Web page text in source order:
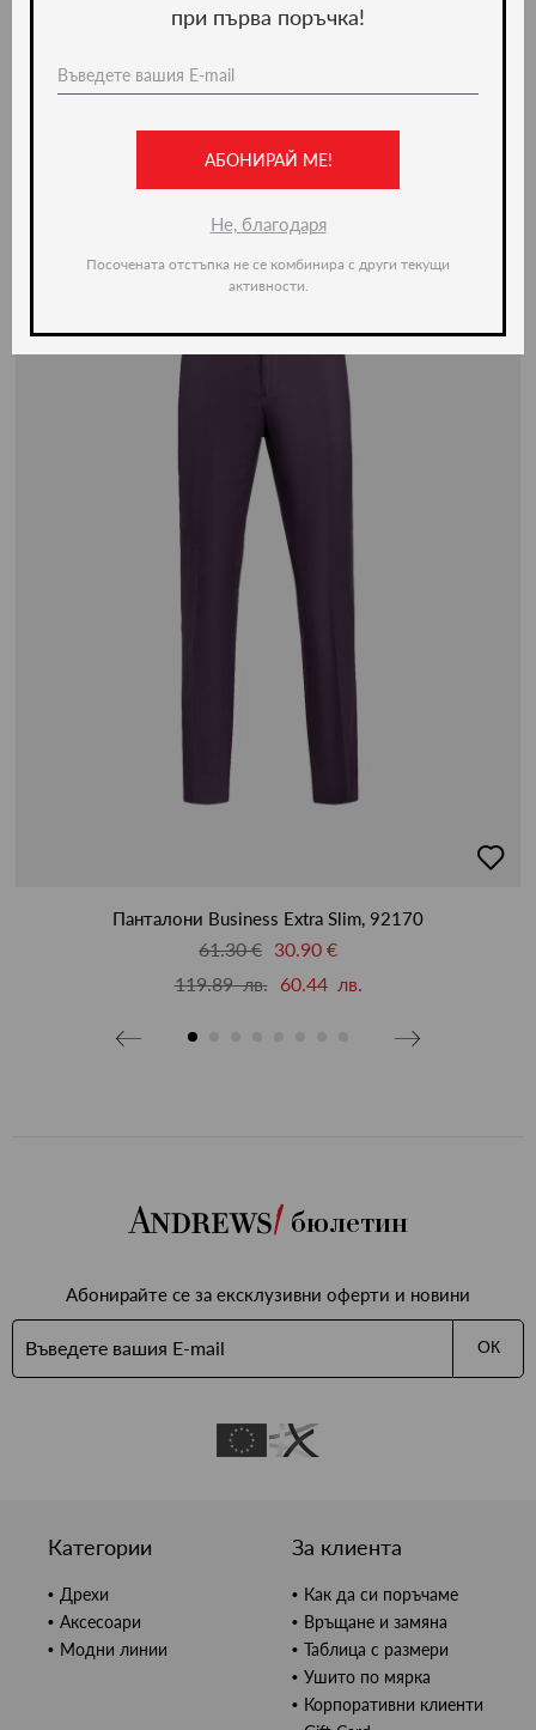
Ние препоръчваме
в
Панталони Business Extra Slim, 92170
61.30 € 30.90 €
119.89 лв.
60.44 лв.
бюлетин
Абонирайте се за ексклузивни оферти и новини
ОК
Категории
Дрехи
Аксесоари
Модни линии
За клиента
Как да си поръчаме
Връщане и замяна
Таблица с размери
Ушито по мярка
Корпоративни клиенти
при първа поръчка!
АБОНИРАЙ МЕ!
Не, благодаря
Посочената отстъпка не се комбинира с други текущи
активности.